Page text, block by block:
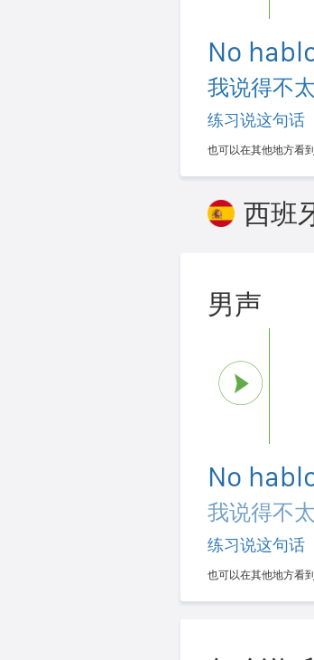
No
我说得不太
练习说这句话
也可以在其他地方看到
西班
男声
No
我说得不太
练习说这句话
也可以在其他地方看到